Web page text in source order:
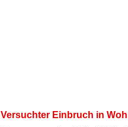
Versuchter Einbruch in